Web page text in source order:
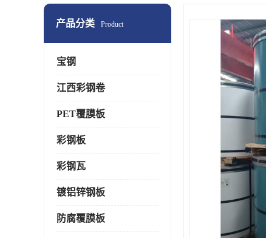
产品分类 Product
宝钢
江西彩钢卷
PET覆膜板
彩钢板
彩钢瓦
镀铝锌钢板
防腐覆膜板